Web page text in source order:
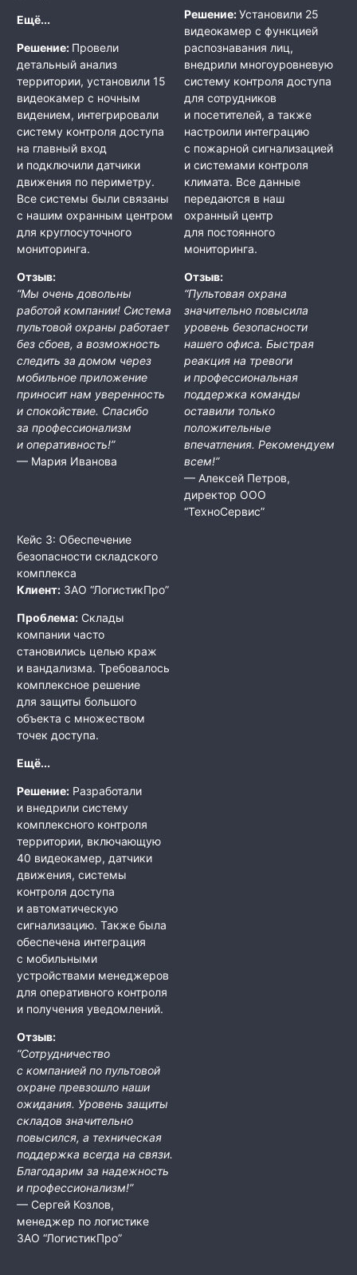
Ещё...
Решение: Провели
детальный анализ
территории, установили 15
видеокамер с ночным
видением, интегрировали
систему контроля доступа
на главный вход
и подключили датчики
движения по периметру.
Все системы были связаны
с нашим охранным центром
для круглосуточного
мониторинга.
Отзыв:
“Мы очень довольны
работой компании! Система
пультовой охраны работает
без сбоев, а возможность
следить за домом через
мобильное приложение
приносит нам уверенность
и спокойствие. Спасибо
за профессионализм
и оперативность!”
— Мария Иванова
Решение:Установили 25
видеокамер с функцией
распознавания лиц,
внедрили многоуровневую
систему контроля доступа
для сотрудников
и посетителей, а также
настроили интеграцию
с пожарной сигнализацией
и системами контроля
климата. Все данные
передаются в наш
охранный центр
для постоянного
мониторинга.
Отзыв:
“Пультовая охрана
значительно повысила
уровень безопасности
нашего офиса. Быстрая
реакция на тревоги
и профессиональная
поддержка команды
оставили только
положительные
впечатления. Рекомендуем
всем!”
— Алексей Петров,
директор ООО
“ТехноСервис”
Кейс 3: Обеспечение
безопасности складского
комплекса
Клиент: ЗАО “ЛогистикПро”
Проблема: Склады
компании часто
становились целью краж
и вандализма. Требовалось
комплексное решение
для защиты большого
объекта с множеством
точек доступа.
Ещё...
Решение: Разработали
и внедрили систему
комплексного контроля
территории, включающую
40 видеокамер, датчики
движения, системы
контроля доступа
и автоматическую
сигнализацию. Также была
обеспечена интеграция
с мобильными
устройствами менеджеров
для оперативного контроля
и получения уведомлений.
Отзыв:
“Сотрудничество
с компанией по пультовой
охране превзошло наши
ожидания. Уровень защиты
складов значительно
повысился, а техническая
поддержка всегда на связи.
Благодарим за надежность
и профессионализм!”
— Сергей Козлов,
менеджер по логистике
ЗАО “ЛогистикПро”